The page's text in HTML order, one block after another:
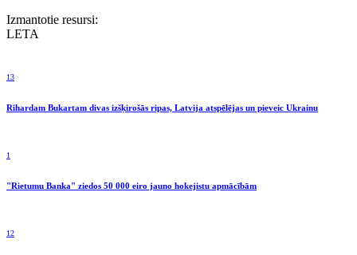
Izmantotie resursi:
LETA
13
Rihardam Bukartam divas izšķirošās ripas, Latvija atspēlējas un pieveic Ukrainu
1
"Rietumu Banka" ziedos 50 000 eiro jauno hokejistu apmācībām
12